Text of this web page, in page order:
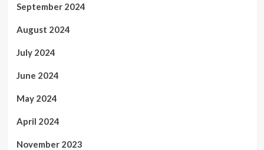
September 2024
August 2024
July 2024
June 2024
May 2024
April 2024
November 2023